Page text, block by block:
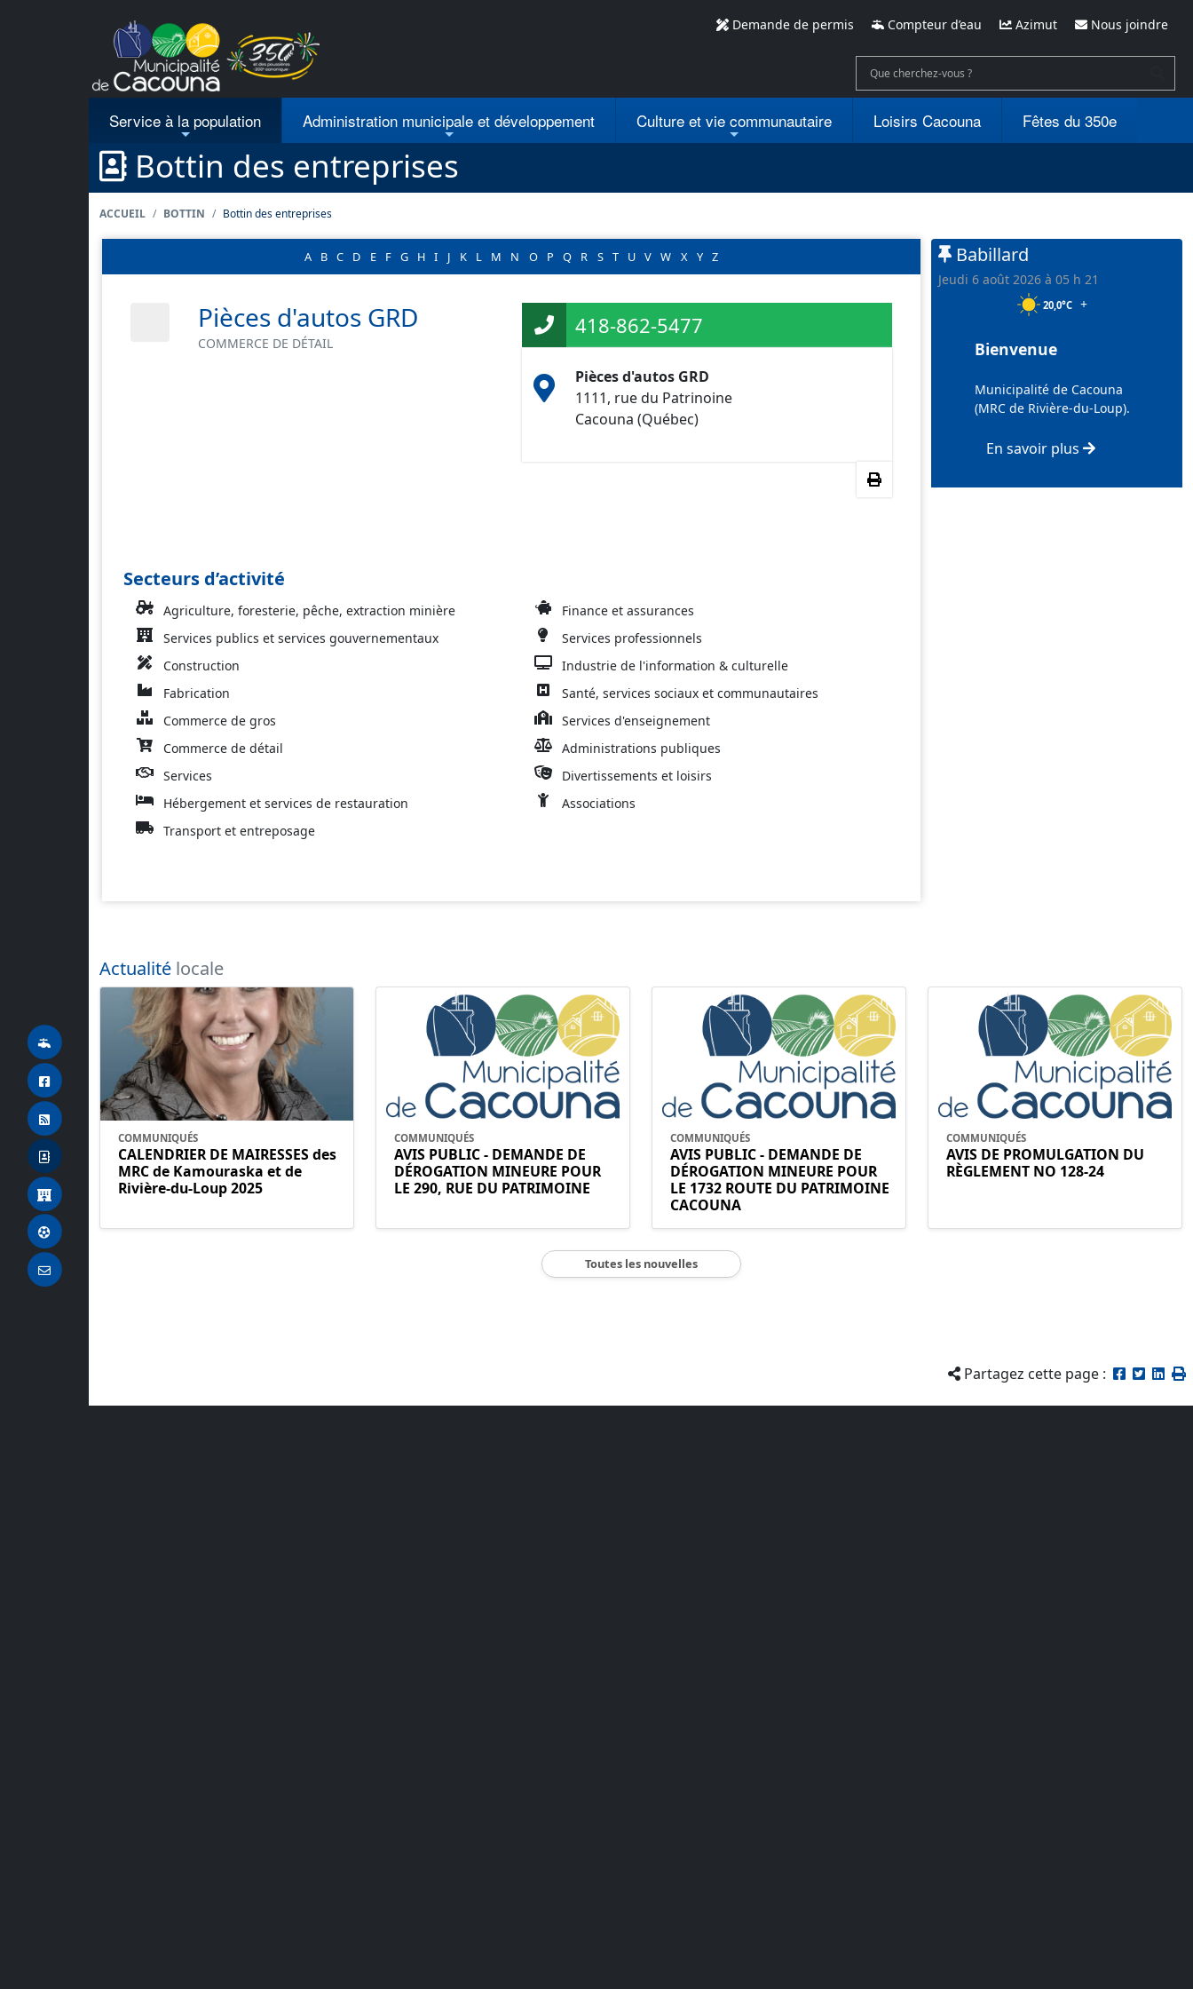
Demande de permis Compteur d’eau Azimut Nous joindre
Service à la population Administration municipale et développement Culture et vie communautaire Loisirs Cacouna Fêtes du 350e
Bottin des entreprises
ACCUEIL BOTTIN Bottin des entreprises
A B C D E F G H I J K L M N O P Q R S T U V W X Y Z
Pièces d'autos GRD
COMMERCE DE DÉTAIL
418-862-5477
Pièces d'autos GRD
1111, rue du Patrinoine
Cacouna (Québec)
Secteurs d’activité
Agriculture, foresterie, pêche, extraction minière
Services publics et services gouvernementaux
Construction
Fabrication
Commerce de gros
Commerce de détail
Services
Hébergement et services de restauration
Transport et entreposage
Finance et assurances
Services professionnels
Industrie de l'information & culturelle
Santé, services sociaux et communautaires
Services d'enseignement
Administrations publiques
Divertissements et loisirs
Associations
Babillard
jeudi 6 août 2026 à 05 h 21
20,0°C +
Bienvenue
Municipalité de Cacouna
(MRC de Rivière-du-Loup).
En savoir plus
Actualité locale
COMMUNIQUÉS
CALENDRIER DE MAIRESSES des
MRC de Kamouraska et de
Rivière-du-Loup 2025
COMMUNIQUÉS
AVIS PUBLIC - DEMANDE DE
DÉROGATION MINEURE POUR
LE 290, RUE DU PATRIMOINE
COMMUNIQUÉS
AVIS PUBLIC - DEMANDE DE
DÉROGATION MINEURE POUR
LE 1732 ROUTE DU PATRIMOINE
CACOUNA
COMMUNIQUÉS
AVIS DE PROMULGATION DU
RÈGLEMENT NO 128-24
Toutes les nouvelles
Partagez cette page :